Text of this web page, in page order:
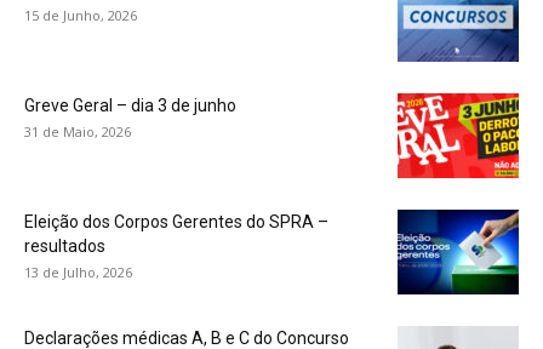
15 de Junho, 2026
Greve Geral – dia 3 de junho
31 de Maio, 2026
Eleição dos Corpos Gerentes do SPRA –
resultados
13 de Julho, 2026
Declarações médicas A, B e C do Concurso